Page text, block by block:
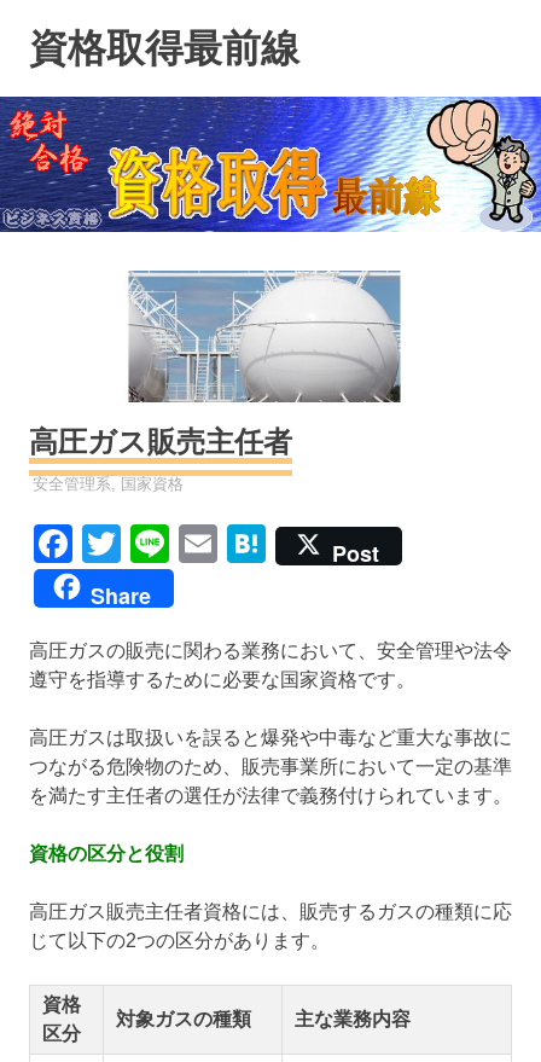
ン
ツ
へ
ス
キ
資格取得最前線
高圧ガス販売主任者
資格
安全管理系 国家資格
Facebook
Twitter
LineEmailHatena
Post
Share
高圧ガスの販売に関わる業務において、安全管理や法令
遵守を指導するために必要な国家資格です。
高圧ガスは取扱いを誤ると爆発や中毒など重大な事故に
つながる危険物のため、販売事業所において一定の基準
を満たす主任者の選任が法律で義務付けられています。
資格の区分と役割
高圧ガス販売主任者資格には、販売するガスの種類に応
じて以下の2つの区分があります。
資格
区分
対象ガスの種類 主な業務内容